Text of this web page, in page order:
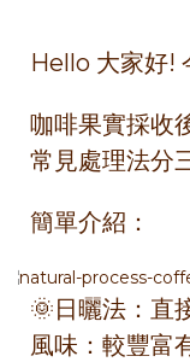
Hello 大家好!
咖啡果實採收
常見處理法分
簡單介紹：
🌞日曬法：直
風味：較豐富